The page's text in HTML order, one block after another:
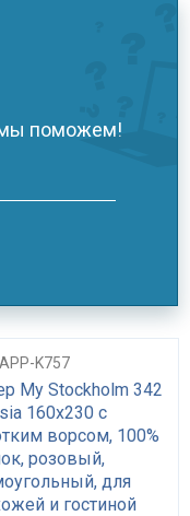
мы поможем!
K757
My Stockholm 342
160х230 с
ворсом, 100%
розовый,
для
и гостиной